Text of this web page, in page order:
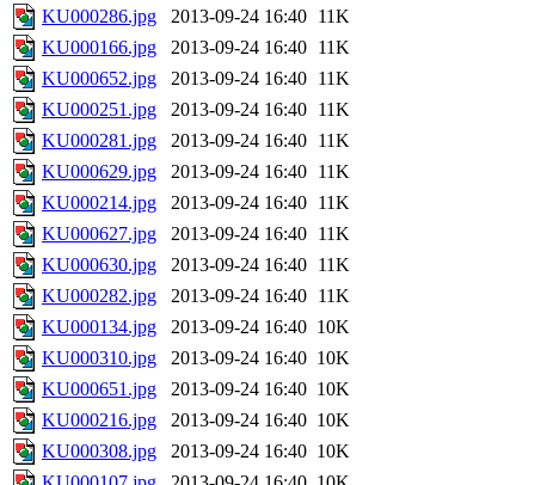
KU000286.jpg
2013-09-24 16:40 11K
KU000166.jpg
2013-09-24 16:40 11K
KU000652.jpg
2013-09-24 16:40 11K
KU000251.jpg
2013-09-24 16:40 11K
KU000281.jpg
2013-09-24 16:40 11K
KU000629.jpg
2013-09-24 16:40 11K
KU000214.jpg
2013-09-24 16:40 11K
KU000627.jpg
2013-09-24 16:40 11K
KU000630.jpg
2013-09-24 16:40 11K
KU000282.jpg
2013-09-24 16:40 11K
KU000134.jpg
2013-09-24 16:40 10K
KU000310.jpg
2013-09-24 16:40 10K
KU000651.jpg
2013-09-24 16:40 10K
KU000216.jpg
2013-09-24 16:40 10K
KU000308.jpg
2013-09-24 16:40 10K